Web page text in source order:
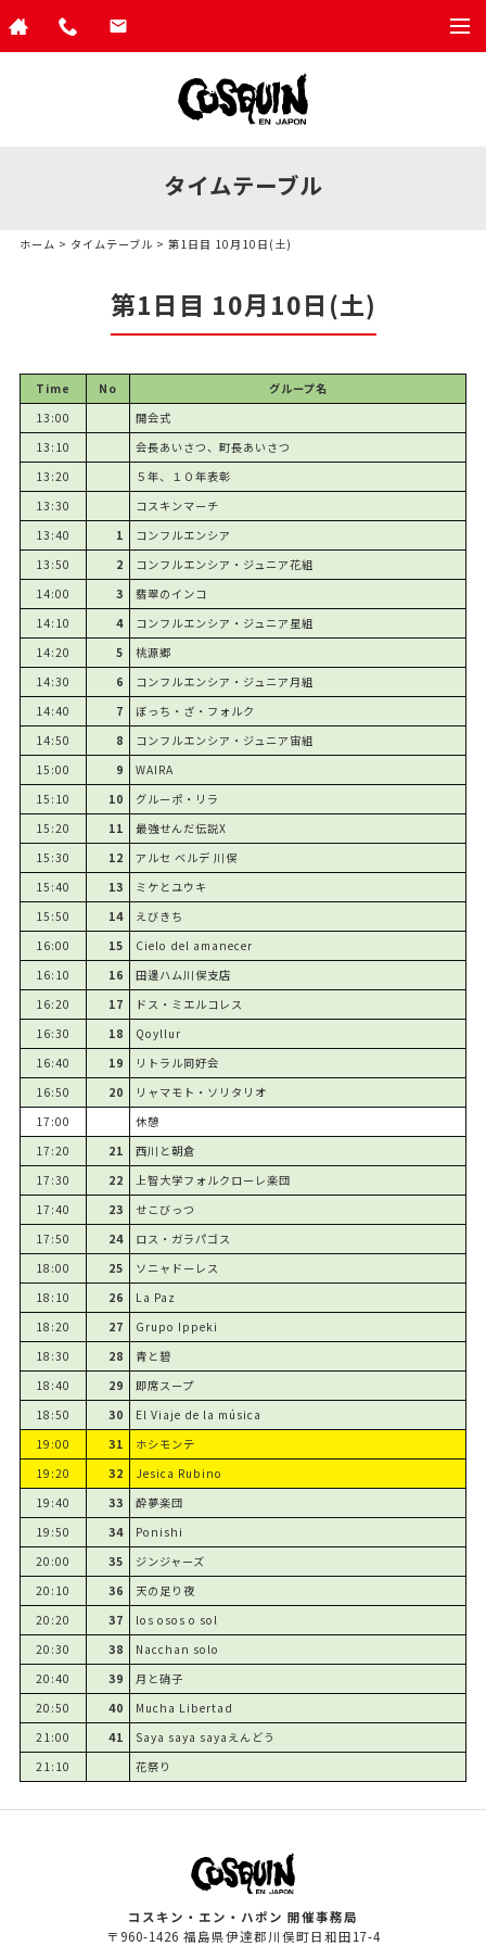
タイムテーブル
ホーム > タイムテーブル > 第1日目 10月10日(土)
第1日目 10月10日(土)
Time No
グループ名
13:00
開会式
13:10
会長あいさつ、町長あいさつ
13:20
５年、１０年表彰
13:30
コスキンマーチ
13:40
1
コンフルエンシア
13:50
2
コンフルエンシア・ジュニア花組
14:00
3
翡翠のインコ
14:10
4
コンフルエンシア・ジュニア星組
14:20
5
桃源郷
14:30
6
コンフルエンシア・ジュニア月組
14:40
7
ぼっち・ざ・フォルク
14:50
8
コンフルエンシア・ジュニア宙組
15:00
9
WAIRA
15:10
10
グルーポ・リラ
15:20
11
最強せんだ伝説X
15:30
12
アルセ ベルデ 川俣
15:40
13
ミケとユウキ
15:50
14
えびきち
16:00
15
Cielo del amanecer
16:10
16
田邊ハム川俣支店
16:20
17
ドス・ミエルコレス
16:30
18
Qoyllur
16:40
19
リトラル同好会
16:50
20
リャマモト・ソリタリオ
17:00
休憩
17:20
21
西川と朝倉
17:30
22
上智大学フォルクローレ楽団
17:40
23
せこびっつ
17:50
24
ロス・ガラパゴス
18:00
25
ソニャドーレス
18:10
26
La Paz
18:20
27
Grupo Ippeki
18:30
28
青と碧
18:40
29
即席スープ
18:50
30
El Viaje de la música
19:00
31
ホシモンテ
19:20
32
Jesica Rubino
19:40
33
酔夢楽団
19:50
34
Ponishi
20:00
35
ジンジャーズ
20:10
36
天の足り夜
20:20
37
los osos o sol
20:30
38
Nacchan solo
20:40
39
月と硝子
20:50
40
Mucha Libertad
21:00
41
Saya saya sayaえんどう
21:10
花祭り
コスキン・エン・ハポン 開催事務局
〒960-1426 福島県伊達郡川俣町日和田17-4